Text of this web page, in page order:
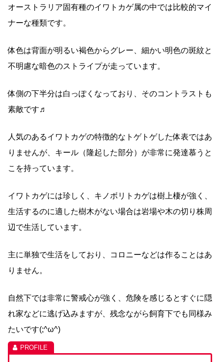
オーストラリア固有種のイワトカゲ属の中では比較的マイ
ナーな種類です。
体色は背面が明るい褐色からグレー、細かい明色の斑紋と
不明慮な暗色のストライプが走っています。
体側の下半分は白っぽくなっており、そのコントラストも
素敵です♬
人気のあるイワトカゲの特徴的なトゲトゲした体表ではあ
りませんが、キール（隆起した部分）が非常に発達慕うと
こを持っています。
イワトカゲには珍しく、キノボリトカゲは樹上棲が強く、
生活するのに適した樹木がない場合は岩場や木の切り株周
辺で生活しています。
主に単独で生活をしており、コロニーなどは作ることはあ
りません。
自然下では非常に警戒心が強く、危険を感じるとすぐに隠
れ家などに逃げ込みますが、残念ながら飼育下でも同様み
たいです(;^ω^)